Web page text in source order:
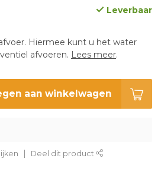
Leverbaar
Hiermee kunt u het water
afvoeren. Lees meer.
aan winkelwagen
Deel dit product